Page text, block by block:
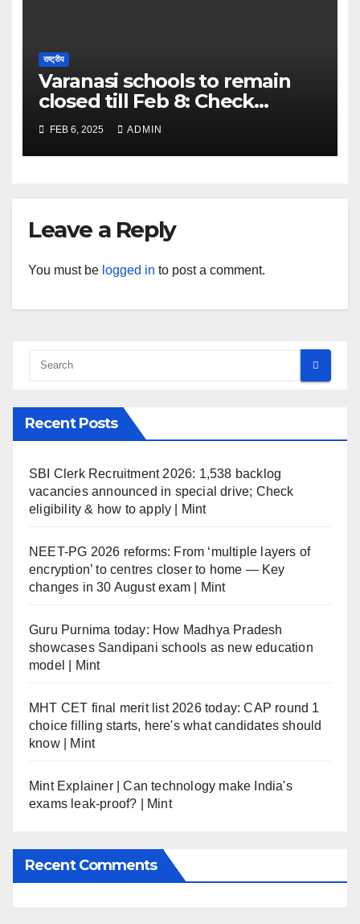
राष्ट्रीय
Varanasi schools to remain
closed till Feb 8: Check
details here – The Times of
India
FEB 6, 2025 ADMIN
Leave a Reply
You must be logged in to post a comment.
Recent Posts
SBI Clerk Recruitment 2026: 1,538 backlog
vacancies announced in special drive; Check
eligibility & how to apply | Mint
NEET-PG 2026 reforms: From ‘multiple layers of
encryption’ to centres closer to home — Key
changes in 30 August exam | Mint
Guru Purnima today: How Madhya Pradesh
showcases Sandipani schools as new education
model | Mint
MHT CET final merit list 2026 today: CAP round 1
choice filling starts, here's what candidates should
know | Mint
Mint Explainer | Can technology make India's
exams leak-proof? | Mint
Recent Comments